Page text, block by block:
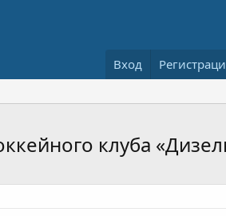
Вход
клуба